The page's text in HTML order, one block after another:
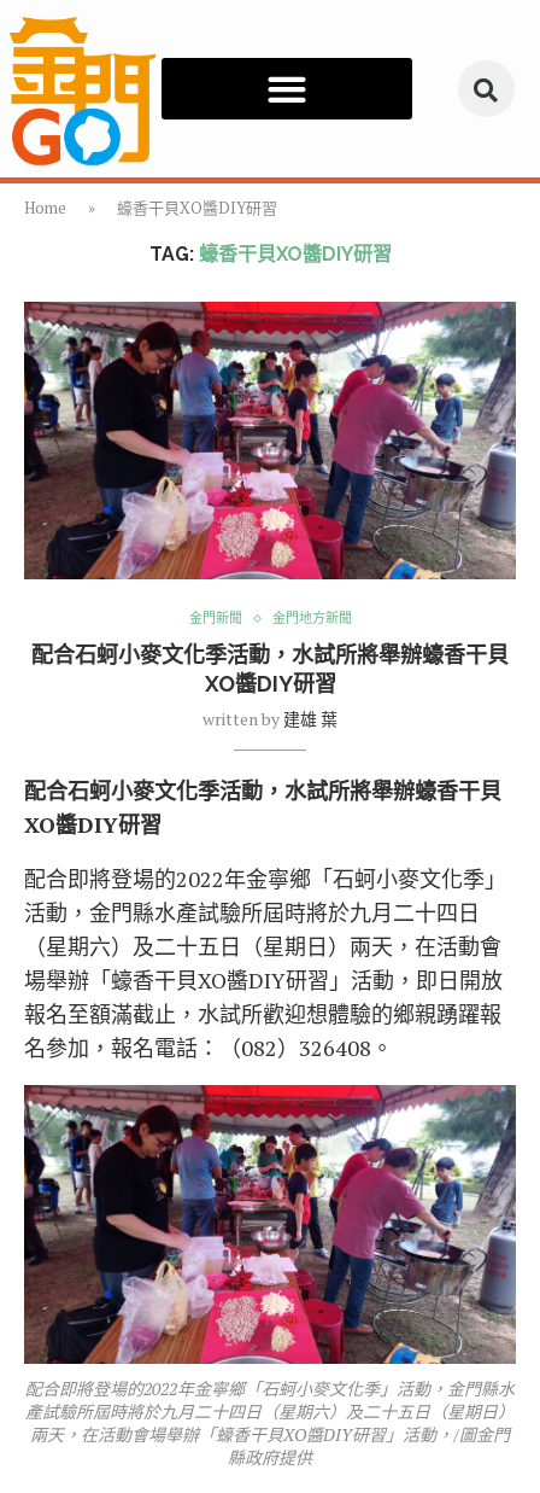
Home » 蠔香干貝XO醬DIY研習
TAG: 蠔香干貝XO醬DIY研習
金門新聞 金門地方新聞
配合石蚵小麥文化季活動，水試所將舉辦蠔香干貝
XO醬DIY研習
written by 建雄 葉
配合石蚵小麥文化季活動，水試所將舉辦蠔香干貝
XO醬DIY研習
配合即將登場的2022年金寧鄉「石蚵小麥文化季」
活動，金門縣水產試驗所屆時將於九月二十四日
（星期六）及二十五日（星期日）兩天，在活動會
場舉辦「蠔香干貝XO醬DIY研習」活動，即日開放
報名至額滿截止，水試所歡迎想體驗的鄉親踴躍報
名參加，報名電話：（082）326408。
配合即將登場的2022年金寧鄉「石蚵小麥文化季」活動，金門縣水
產試驗所屆時將於九月二十四日（星期六）及二十五日（星期日）
兩天，在活動會場舉辦「蠔香干貝XO醬DIY研習」活動，/圖金門
縣政府提供